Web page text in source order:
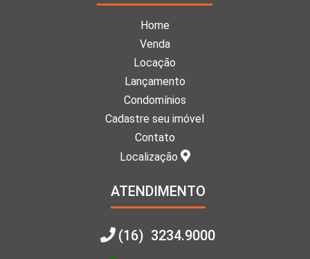
Home
Venda
Locação
Lançamento
Condomínios
Cadastre seu imóvel
Contato
Localização
ATENDIMENTO
(16) 3234.9000